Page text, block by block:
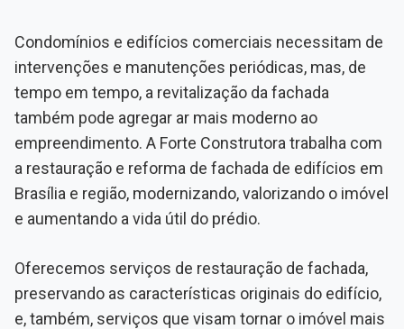
Condomínios e edifícios comerciais necessitam de
intervenções e manutenções periódicas, mas, de
tempo em tempo, a revitalização da fachada
também pode agregar ar mais moderno ao
empreendimento. A Forte Construtora trabalha com
a restauração e reforma de fachada de edifícios em
Brasília e região, modernizando, valorizando o imóvel
e aumentando a vida útil do prédio.
Oferecemos serviços de restauração de fachada,
preservando as características originais do edifício,
e, também, serviços que visam tornar o imóvel mais